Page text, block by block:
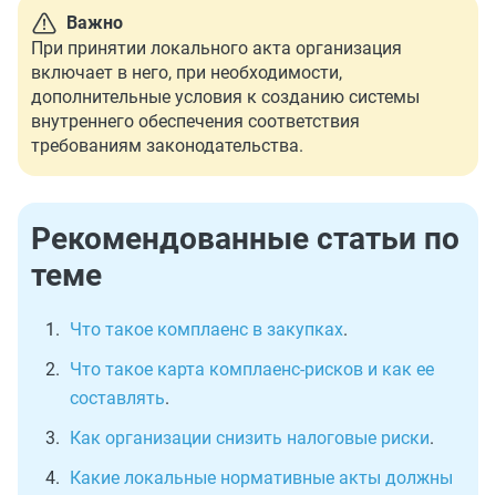
Важно
При принятии локального акта организация
включает в него, при необходимости,
дополнительные условия к созданию системы
внутреннего обеспечения соответствия
требованиям законодательства.
Рекомендованные статьи по
теме
Что такое комплаенс в закупках.
Что такое карта комплаенс-рисков и как ее
составлять.
Как организации снизить налоговые риски.
Какие локальные нормативные акты должны